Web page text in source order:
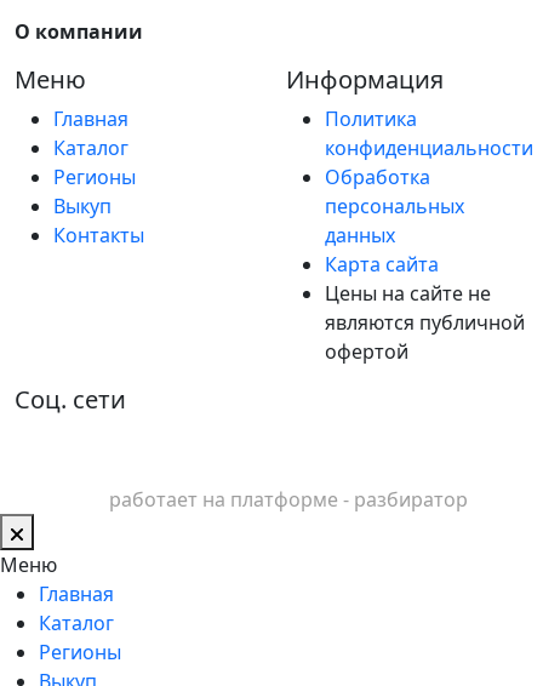
О компании
Меню
Главная
Каталог
Регионы
Выкуп
Контакты
Информация
Политика
конфиденциальности
Обработка
персональных
данных
Карта сайта
Цены на сайте не
являются публичной
офертой
Соц. сети
работает на платформе - разбиратор
Меню
Главная
Каталог
Регионы